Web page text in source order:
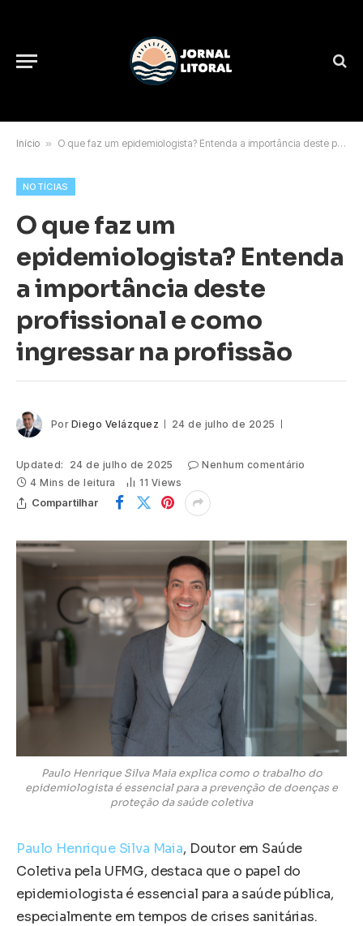
Início » O que faz um epidemiologista? Entenda a importância deste profissional e como ingressar na profissão
NOTÍCIAS
O que faz um
epidemiologista? Entenda
a importância deste
profissional e como
ingressar na profissão
Por Diego Velázquez 24 de julho de 2025
Updated: 24 de julho de 2025
Nenhum comentário
4 Mins de leitura
11 Views
Compartilhar
Paulo Henrique Silva Maia explica como o trabalho do
epidemiologista é essencial para a prevenção de doenças e
proteção da saúde coletiva
Paulo Henrique Silva Maia, Doutor em Saúde
Coletiva pela UFMG, destaca que o papel do
epidemiologista é essencial para a saúde pública,
especialmente em tempos de crises sanitárias.